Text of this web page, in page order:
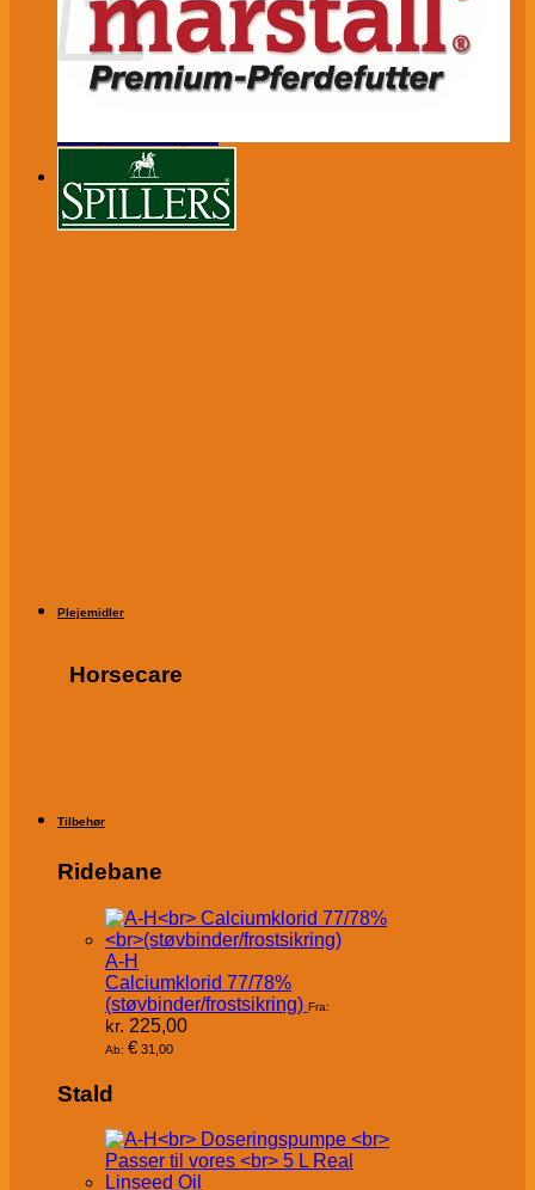
Ingen varer i kurven.
Plejemidler
Horsecare
Tilbehør
Ridebane
A-H
Calciumklorid 77/78%
(støvbinder/frostsikring) Fra:
kr. 225,00
Ab: € 31,00
Stald